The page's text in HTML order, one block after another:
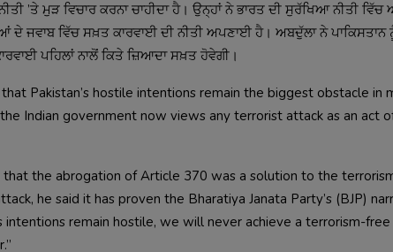
’ਤੇ ਮੁੜ ਵਿਚਾਰ ਕਰਨਾ ਚਾਹੀਦਾ ਹੈ। ਉਨ੍ਹਾਂ ਨੇ ਭਾਰਤ ਦੀ ਸੁਰੱਖਿਆ ਨੀਤੀ
ਦੇ ਜਵਾਬ ਵਿੱਚ ਸਖ਼ਤ ਕਾਰਵਾਈ ਦੀ ਨੀਤੀ ਅਪਣਾਈ ਹੈ। ਅਬਦੁੱਲਾ ਨੇ ਪਾਕਿਸਤਾਨ
ਪਹਿਲਾਂ ਨਾਲੋਂ ਕਿਤੇ ਜ਼ਿਆਦਾ ਸਖ਼ਤ ਹੋਵੇਗੀ।
Pakistan’s hostile intentions remain the biggest obstacle in
Indian government now views any terrorist attack as an act
the abrogation of Article 370 was a solution to the
he said it has proven the Bharatiya Janata Party’s (BJP)
remain hostile, we will never achieve a terrorism-free